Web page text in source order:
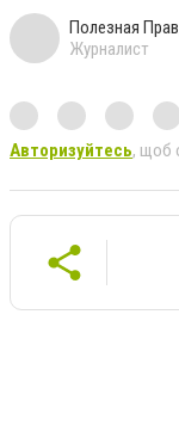
Полезная
Журналист
Авторизуйтесь, щоб